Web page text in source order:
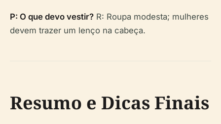
P: O que devo vestir? R: Roupa modesta; mulheres
devem trazer um lenço na cabeça.
Resumo e Dicas Finais